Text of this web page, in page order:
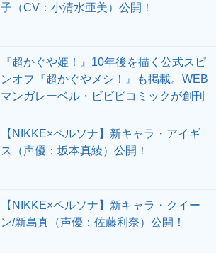
子（CV：小清水亜美）公開！
『超かぐや姫！』10年後を描く公式スピ
ンオフ『超かぐやメシ！』も掲載。WEB
マンガレーベル・ビビビコミックが創刊
【NIKKE×ペルソナ】新キャラ・アイギ
ス（声優：坂本真綾）公開！
【NIKKE×ペルソナ】新キャラ・クイー
ン/新島真（声優：佐藤利奈）公開！